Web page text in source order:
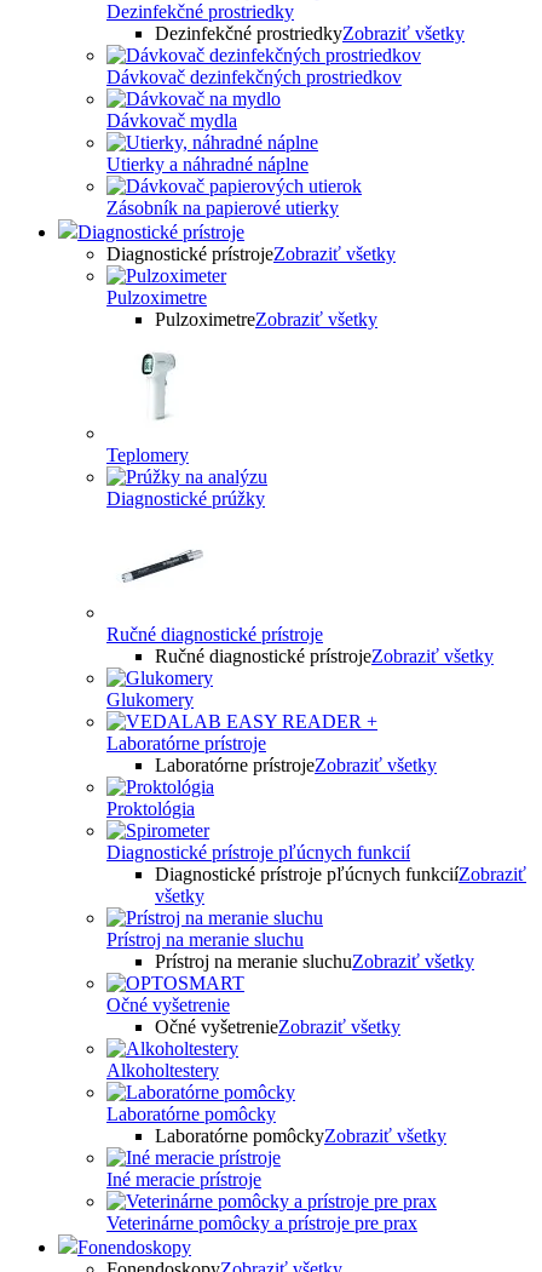
Dezinfekčné prostriedky
Dezinfekčné prostriedkyZobraziť všetky
Dávkovač dezinfekčných prostriedkov
Dávkovač mydla
Utierky a náhradné náplne
Zásobník na papierové utierky
Diagnostické prístroje
Diagnostické prístrojeZobraziť všetky
Pulzoximetre
PulzoximetreZobraziť všetky
Teplomery
Diagnostické prúžky
Ručné diagnostické prístroje
Ručné diagnostické prístrojeZobraziť všetky
Glukomery
Laboratórne prístroje
Laboratórne prístrojeZobraziť všetky
Proktológia
Diagnostické prístroje pľúcnych funkcií
Diagnostické prístroje pľúcnych funkciíZobraziť
všetky
Prístroj na meranie sluchu
Prístroj na meranie sluchuZobraziť všetky
Očné vyšetrenie
Očné vyšetrenieZobraziť všetky
Alkoholtestery
Laboratórne pomôcky
Laboratórne pomôckyZobraziť všetky
Iné meracie prístroje
Veterinárne pomôcky a prístroje pre prax
Fonendoskopy